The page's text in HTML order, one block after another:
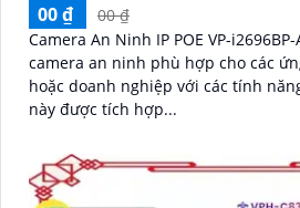
00 ₫
00 ₫
Camera An Ninh IP POE VP-
camera an ninh phù hợp cho các
hoặc doanh nghiệp với các tính
này được tích hợp...